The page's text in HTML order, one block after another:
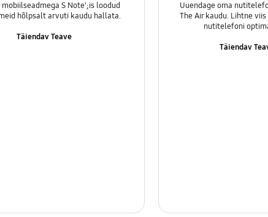
mobiilseadmega S Note';is loodud
hõlpsalt arvuti kaudu hallata.
Täiendav Teave
Uuendage oma
The Air kaudu. Lihtne
nutitelefoni
Täiendav